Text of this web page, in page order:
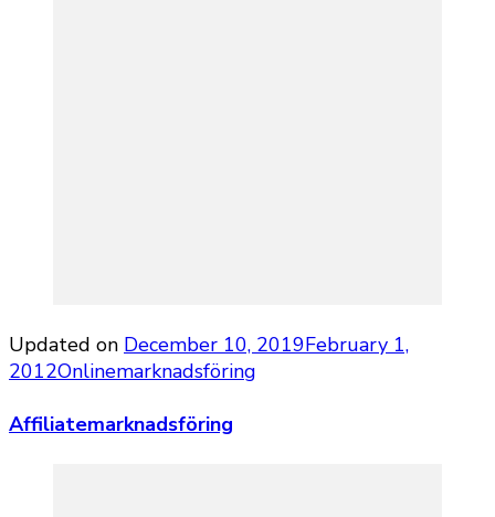
Updated on December 10, 2019February 1,
2012Onlinemarknadsföring
Affiliatemarknadsföring